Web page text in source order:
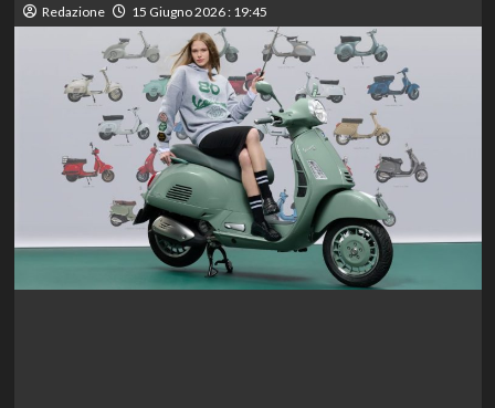
Redazione 15 Giugno 2026 : 19:45